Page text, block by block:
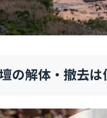
の解体・撤去